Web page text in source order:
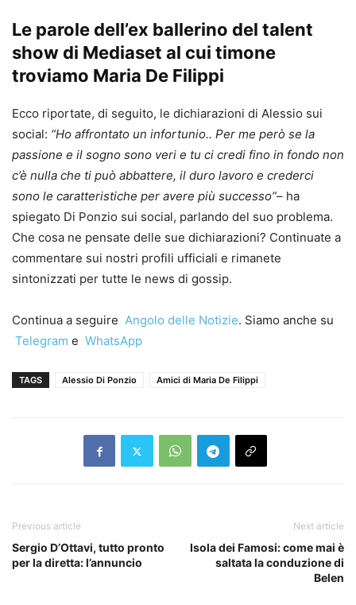
Le parole dell’ex ballerino del talent
show di Mediaset al cui timone
troviamo Maria De Filippi
Ecco riportate, di seguito, le dichiarazioni di Alessio sui
social: “Ho affrontato un infortunio.. Per me però se la
passione e il sogno sono veri e tu ci credi fino in fondo non
c’è nulla che ti può abbattere, il duro lavoro e crederci
sono le caratteristiche per avere più successo”– ha
spiegato Di Ponzio sui social, parlando del suo problema.
Che cosa ne pensate delle sue dichiarazioni? Continuate a
commentare sui nostri profili ufficiali e rimanete
sintonizzati per tutte le news di gossip.
Continua a seguire Angolo delle Notizie. Siamo anche su
Telegram e WhatsApp
TAGS Alessio Di Ponzio Amici di Maria De Filippi
Previous article
Sergio D’Ottavi, tutto pronto
per la diretta: l’annuncio
Next article
Isola dei Famosi: come mai è
saltata la conduzione di
Belen